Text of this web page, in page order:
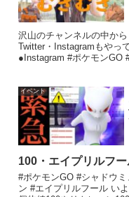
沢山のチャンネルの中か
Twitter・Instagramもやっ
●Instagram #ポケモンGO
イベント
100・エイプリルフー
#ポケモンGO #シャドウ
ン #エイプリルフール い